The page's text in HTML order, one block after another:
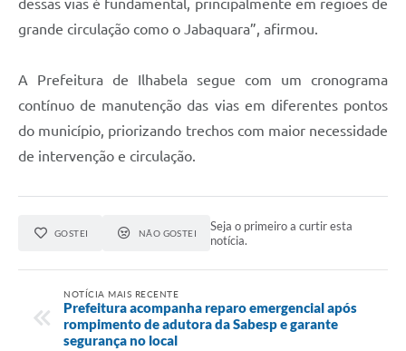
grande circulação como o Jabaquara”, afirmou.
A Prefeitura de Ilhabela segue com um cronograma
contínuo de manutenção das vias em diferentes pontos
do município, priorizando trechos com maior necessidade
de intervenção e circulação.
GOSTEI NÃO GOSTEI
Seja o primeiro a curtir esta
notícia.
NOTÍCIA MAIS RECENTE
Prefeitura acompanha reparo emergencial após
rompimento de adutora da Sabesp e garante
segurança no local